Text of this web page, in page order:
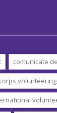
comunicate